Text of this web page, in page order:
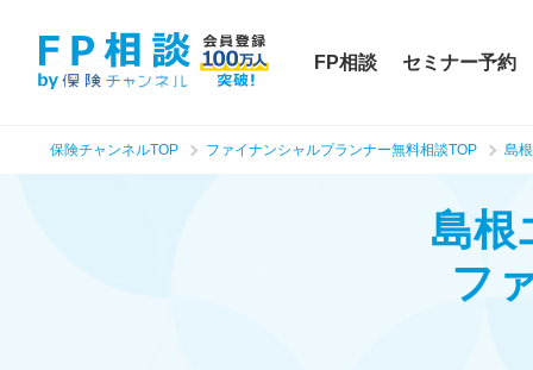
FP相談 セミナー予約
保険チャンネルTOP ファイナンシャルプランナー無料相談TOP 島
島根
フ